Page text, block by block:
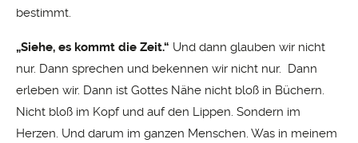
bestimmt.
„Siehe, es kommt die Zeit.“ Und dann glauben wir nicht
nur. Dann sprechen und bekennen wir nicht nur. Dann
erleben wir. Dann ist Gottes Nähe nicht bloß in Büchern.
Nicht bloß im Kopf und auf den Lippen. Sondern im
Herzen. Und darum im ganzen Menschen. Was in meinem